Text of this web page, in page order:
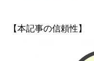
【本記事の信頼性】